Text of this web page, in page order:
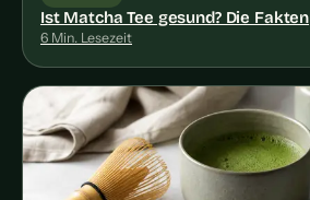
Ist Matcha Tee gesund? Die Fakten
6 Min. Lesezeit